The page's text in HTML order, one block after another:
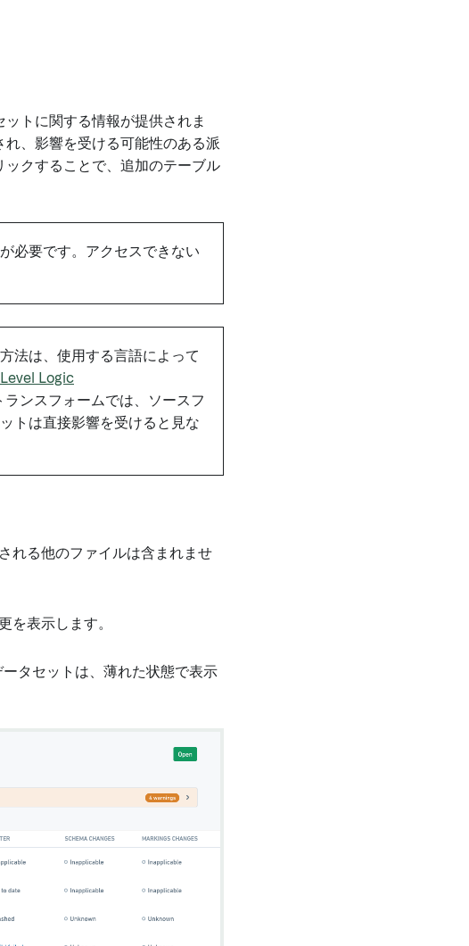
トに関する情報が提供されま
、影響を受ける可能性のある派
ックすることで、追加のテーブル
必要です。アクセスできない
法は、使用する言語によって
Logic
ンスフォームでは、ソースフ
トは直接影響を受けると見な
れる他のファイルは含まれませ
を表示します。
タセットは、薄れた状態で表示